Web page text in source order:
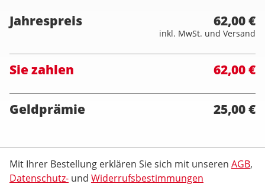
Jahrespreis 62,00 €
inkl. MwSt. und Versand
Sie zahlen 62,00 €
Geldprämie 25,00 €
Mit Ihrer Bestellung erklären Sie sich mit unseren AGB,
Datenschutz- und Widerrufsbestimmungen